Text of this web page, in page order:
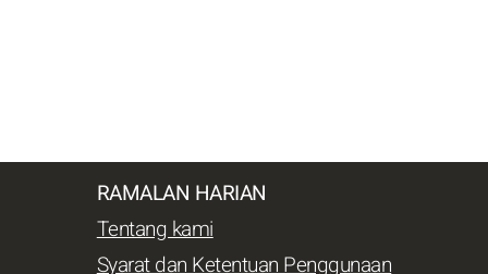
RAMALAN HARIAN
Tentang kami
Syarat dan Ketentuan Penggunaan